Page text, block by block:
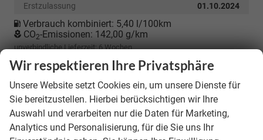
Erstzulassung
01.10.2024
Verbrauch kombiniert: 5,40 l/100km
CO2-Emissionen: 142,00 g/km
unverbindliche Lieferzeit: 6 Wochen
28.990,– €
incl. 19% MwSt.
Details
Wir respektieren Ihre Privatsphäre
Unsere Website setzt Cookies ein, um unsere Dienste für
Sie bereitzustellen. Hierbei berücksichtigen wir Ihre
Auswahl und verarbeiten nur die Daten für Marketing,
Analytics und Personalisierung, für die Sie uns Ihr